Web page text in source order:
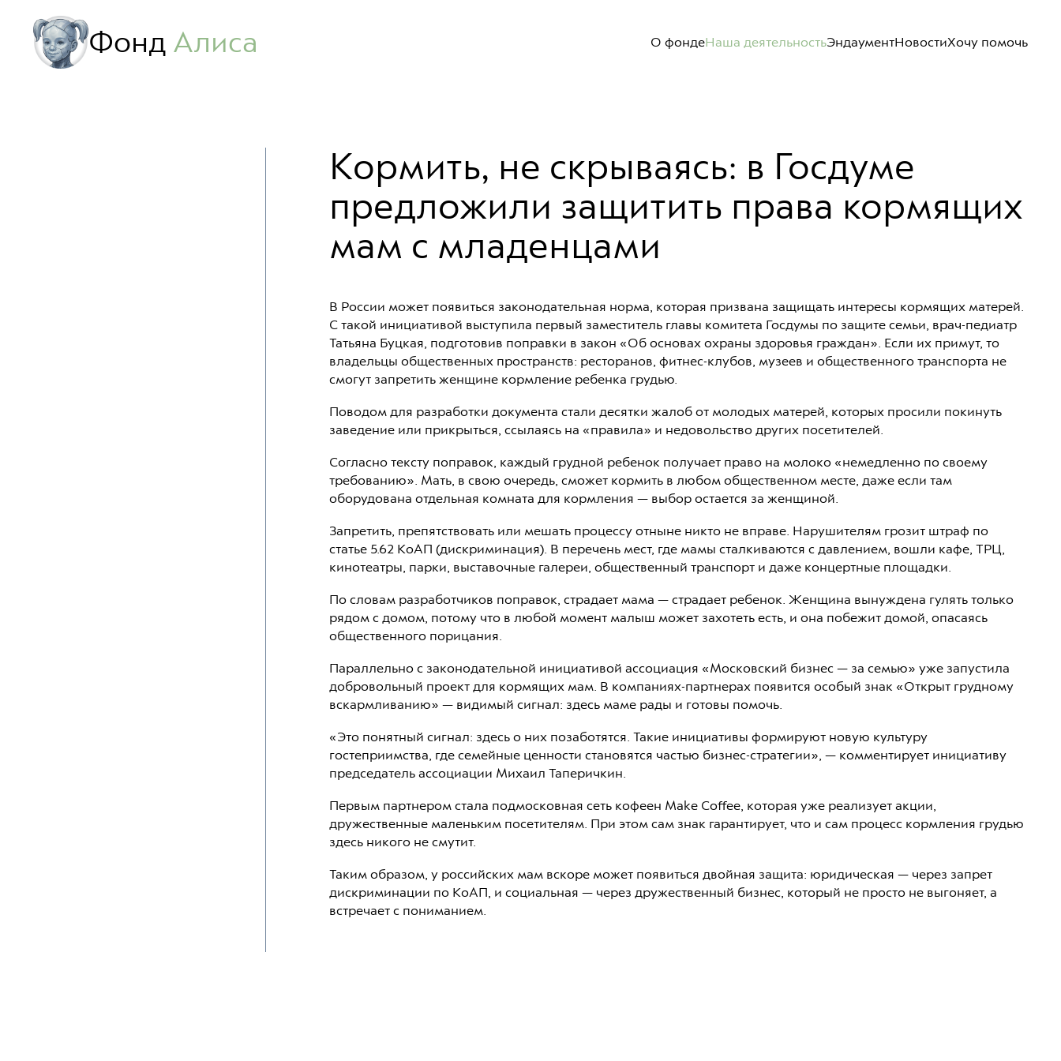
Фонд Алиса О фондеНаша деятельностьЭндаументНовостиХочу помочь
Кормить, не скрываясь: в Госдуме
предложили защитить права кормящих
мам с младенцами
В России может появиться законодательная норма, которая призвана защищать интересы кормящих матерей.
С такой инициативой выступила первый заместитель главы комитета Госдумы по защите семьи, врач-педиатр
Татьяна Буцкая, подготовив поправки в закон «Об основах охраны здоровья граждан». Если их примут, то
владельцы общественных пространств: ресторанов, фитнес-клубов, музеев и общественного транспорта не
смогут запретить женщине кормление ребенка грудью.
Поводом для разработки документа стали десятки жалоб от молодых матерей, которых просили покинуть
заведение или прикрыться, ссылаясь на «правила» и недовольство других посетителей.
Согласно тексту поправок, каждый грудной ребенок получает право на молоко «немедленно по своему
требованию». Мать, в свою очередь, сможет кормить в любом общественном месте, даже если там
оборудована отдельная комната для кормления — выбор остается за женщиной.
Запретить, препятствовать или мешать процессу отныне никто не вправе. Нарушителям грозит штраф по
статье 5.62 КоАП (дискриминация). В перечень мест, где мамы сталкиваются с давлением, вошли кафе, ТРЦ,
кинотеатры, парки, выставочные галереи, общественный транспорт и даже концертные площадки.
По словам разработчиков поправок, страдает мама — страдает ребенок. Женщина вынуждена гулять только
рядом с домом, потому что в любой момент малыш может захотеть есть, и она побежит домой, опасаясь
общественного порицания.
Параллельно с законодательной инициативой ассоциация «Московский бизнес — за семью» уже запустила
добровольный проект для кормящих мам. В компаниях-партнерах появится особый знак «Открыт грудному
вскармливанию» — видимый сигнал: здесь маме рады и готовы помочь.
«Это понятный сигнал: здесь о них позаботятся. Такие инициативы формируют новую культуру
гостеприимства, где семейные ценности становятся частью бизнес-стратегии», — комментирует инициативу
председатель ассоциации Михаил Таперичкин.
Первым партнером стала подмосковная сеть кофеен Make Coffee, которая уже реализует акции,
дружественные маленьким посетителям. При этом сам знак гарантирует, что и сам процесс кормления грудью
здесь никого не смутит.
Таким образом, у российских мам вскоре может появиться двойная защита: юридическая — через запрет
дискриминации по КоАП, и социальная — через дружественный бизнес, который не просто не выгоняет, а
встречает с пониманием.